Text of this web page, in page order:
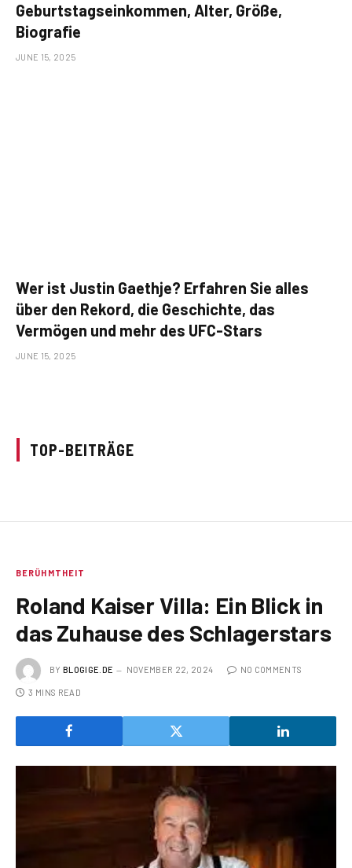
Geburtstagseinkommen, Alter, Größe,
Biografie
JUNE 15, 2025
Wer ist Justin Gaethje? Erfahren Sie alles
über den Rekord, die Geschichte, das
Vermögen und mehr des UFC-Stars
JUNE 15, 2025
TOP-BEITRÄGE
BERÜHMTHEIT
Roland Kaiser Villa: Ein Blick in
das Zuhause des Schlagerstars
BY BLOGIGE.DE NOVEMBER 22, 2024 NO COMMENTS
3 MINS READ